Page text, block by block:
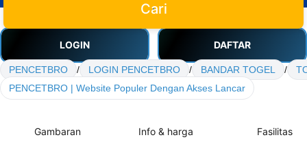
Cari
LOGIN DAFTAR
PENCETBRO / LOGIN PENCETBRO / BANDAR TOGEL /
PENCETBRO | Website Populer Dengan Akses Lancar
Gambaran Info & harga Fasilitas